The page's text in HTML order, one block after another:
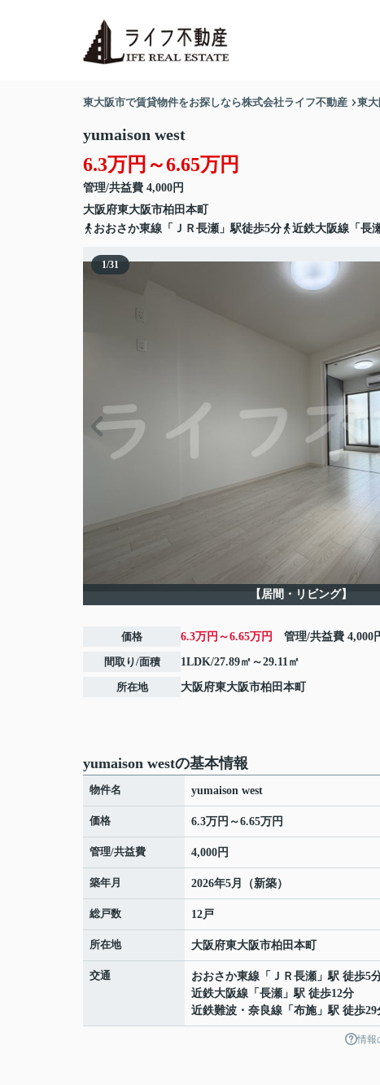
東大阪市で賃貸物件をお探しなら株式会社ライフ不動産 東
yumaison west
6.3万円～6.65万円
管理/共益費 4,000円
大阪府東大阪市柏田本町
おおさか東線「ＪＲ長瀬」駅徒歩5分
近鉄大阪線「長
1/31
【居間・リビング】
価格 6.3万円～6.65万円 管理/共益費 4,000
間取り/面積 1LDK/27.89㎡～29.11㎡
所在地 大阪府東大阪市柏田本町
yumaison westの基本情報
物件名 yumaison west
価格 6.3万円～6.65万円
管理/共益費 4,000円
築年月 2026年5月（新築）
総戸数 12戸
所在地 大阪府東大阪市柏田本町
交通 おおさか東線 「 ＪＲ長瀬 」駅 徒歩5
近鉄大阪線 「 長瀬 」駅 徒歩12分
近鉄難波・奈良線 「 布施」駅 徒歩29
情報